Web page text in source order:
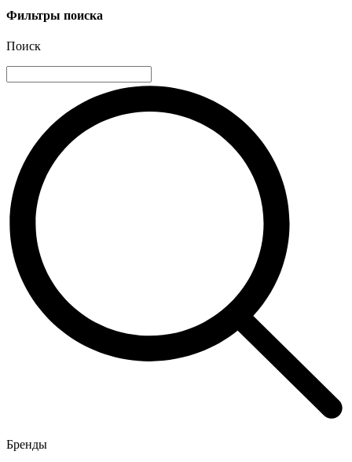
Фильтры поиска
Поиск
Бренды